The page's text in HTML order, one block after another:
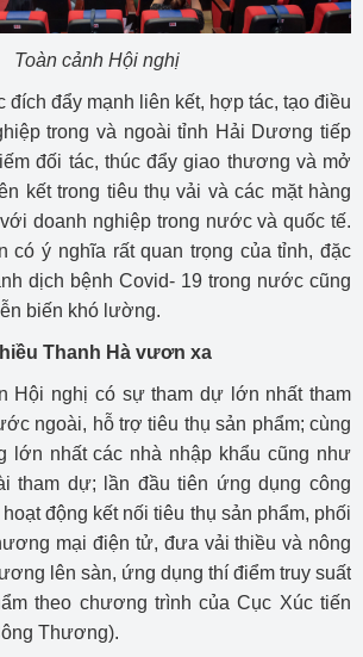
Toàn cảnh Hội nghị
đích đẩy mạnh liên kết, hợp tác, tạo điều
trong và ngoài tỉnh Hải Dương tiếp
đối tác, thúc đẩy giao thương và mở
kết trong tiêu thụ vải và các mặt hàng
doanh nghiệp trong nước và quốc tế.
có ý nghĩa rất quan trọng của tỉnh, đặc
dịch bệnh Covid- 19 trong nước cũng
biến khó lường.
Thanh Hà vươn xa
Hội nghị có sự tham dự lớn nhất tham
ngoài, hỗ trợ tiêu thụ sản phẩm; cùng
lớn nhất các nhà nhập khẩu cũng như
tham dự; lần đầu tiên ứng dụng công
động kết nối tiêu thụ sản phẩm, phối
mại điện tử, đưa vải thiều và nông
lên sàn, ứng dụng thí điểm truy suất
theo chương trình của Cục Xúc tiến
Thương).